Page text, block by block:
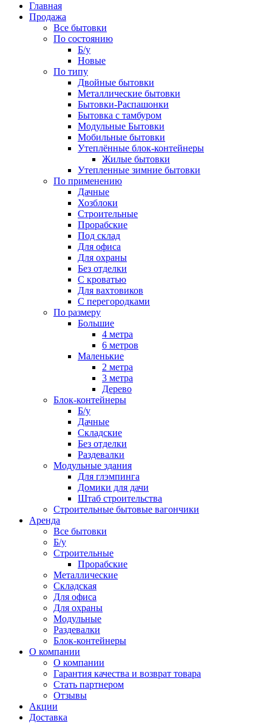
Главная
Продажа
Все бытовки
По состоянию
Б/у
Новые
По типу
Двойные бытовки
Металлические бытовки
Бытовки-Распашонки
Бытовка с тамбуром
Модульные Бытовки
Мобильные бытовки
Утеплённые блок-контейнеры
Жилые бытовки
Утепленные зимние бытовки
По применению
Дачные
Хозблоки
Строительные
Прорабские
Под склад
Для офиса
Для охраны
Без отделки
С кроватью
Для вахтовиков
С перегородками
По размеру
Большие
4 метра
6 метров
Маленькие
2 метра
3 метра
Дерево
Блок-контейнеры
Б/у
Дачные
Складские
Без отделки
Раздевалки
Модульные здания
Для глэмпинга
Домики для дачи
Штаб строительства
Строительные бытовые вагончики
Аренда
Все бытовки
Б/у
Строительные
Прорабские
Металлические
Складская
Для офиса
Для охраны
Модульные
Раздевалки
Блок-контейнеры
О компании
О компании
Гарантия качества и возврат товара
Стать партнером
Отзывы
Акции
Доставка